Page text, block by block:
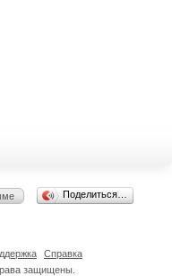
Поделиться…
защищены.
Справка